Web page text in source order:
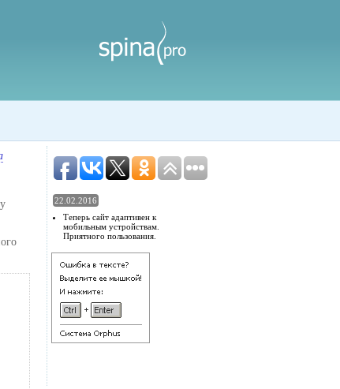
22.02.2016
Теперь сайт адаптивен к
мобильным устройствам.
Приятного пользования.